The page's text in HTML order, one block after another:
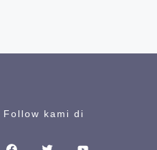
Follow kami di